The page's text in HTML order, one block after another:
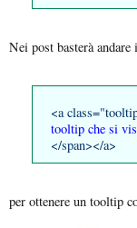
Nei post basterà andare
<a
tooltip che si
</span></a>
per ottenere un tooltip